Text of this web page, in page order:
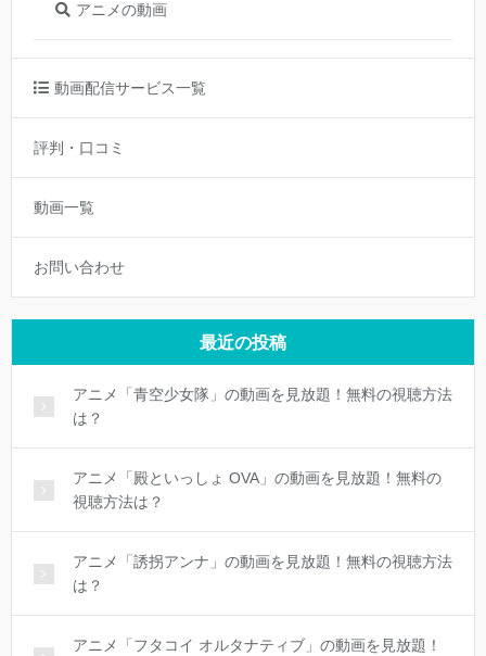
アニメの動画
動画配信サービス一覧
評判・口コミ
動画一覧
お問い合わせ
最近の投稿
アニメ「青空少女隊」の動画を見放題！無料の視聴方法
は？
アニメ「殿といっしょ OVA」の動画を見放題！無料の
視聴方法は？
アニメ「誘拐アンナ」の動画を見放題！無料の視聴方法
は？
アニメ「フタコイ オルタナティブ」の動画を見放題！